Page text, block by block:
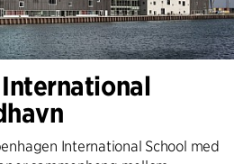
International School med